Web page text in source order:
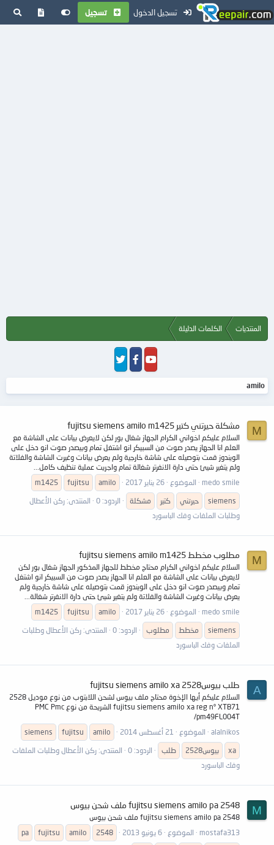
تسجيل الدخول تسجيل
المنتديات الكلمات الدليلة
amilo
M مشكلة حيرتني كتير fujitsu siemens amilo m1425
السلام عليكم اخواني الكرام الجهاز شغال بور لكن لايعرض بيانات على الشاشة مع
العلم انا الحهاز يصدر صوت من السبيكر انو اشتغل تمام وبيصدر صوت انو دخل على
الويندوز قمت بتوصيله على شاشة خارجية ولم يعرض بيانات وغيرت الشاشة والفلاتة
ولم يتغير شيئ حتى دارة الانفرتر شغالة تمام واجريت عملية تنظيف كامل...
medo smile
الموضوع 26 يناير 2017 amilo
fujitsu
m1425
siemens
حيرتني كتير مشكلة الردود: 0 المنتدى: ركن الأعطال
وطلبات الملفات وفك الباسورد
M مطلوب مخطط fujitsu siemens amilo m1425
السلام عليكم اخواني الكرام محتاج مخطط للجهاز المذكور الجهاز شغال بور لكن
لايعرض بيانات على الشاشة مع العلم انا الحهاز يصدر صوت من السبيكر انو اشتغل
تمام وبيصدر صوت انو دخل على الويندوز قمت بتوصيله على شاشة خارجية ولم
يعرض بيانات وغيرت الشاشة والفلاتة ولم يتغير شيئ حتى دارة الانفرتر شغالة...
medo smile
الموضوع 26 يناير 2017 amilo
fujitsu
m1425
siemens
مخطط مطلوب الردود: 0 المنتدى: ركن الأعطال وطلبات
الملفات وفك الباسورد
A طلب بيوس2528 fujitsu siemens amilo xa
السلام عليكم أيها الإخوة محتاج ملف بيوس لشحن اللابتوب من نوع موديل 2528
fujitsu siemens amilo xa reg n° XTB71 الشريحة من نوع PMC Pmc
/pm49FL004T
alalnikos
الموضوع 21 أغسطس 2014 amilo
fujitsu
siemens
xa
بيوس2528 طلب الردود: 0 المنتدى: ركن الأعطال وطلبات الملفات
وفك الباسورد
M fujitsu siemens amilo pa 2548 ملف شحن بيوس
fujitsu siemens amilo pa 2548 ملف شحن بيوس
mostafa313
الموضوع 6 يونيو 2013 2548
amilo
fujitsu
pa